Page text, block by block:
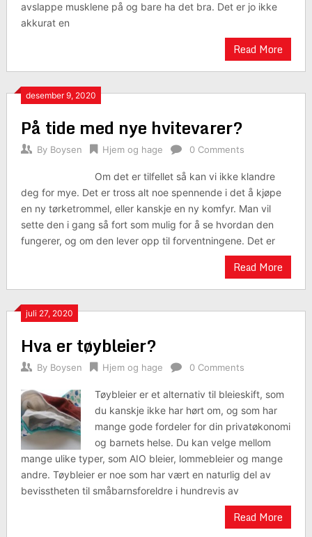
avslappe musklene på og bare ha det bra. Det er jo ikke
akkurat en
Read More
desember 9, 2020
På tide med nye hvitevarer?
By Boysen Hjem og hage 0 Comments
Om det er tilfellet så kan vi ikke klandre
deg for mye. Det er tross alt noe spennende i det å kjøpe
en ny tørketrommel, eller kanskje en ny komfyr. Man vil
sette den i gang så fort som mulig for å se hvordan den
fungerer, og om den lever opp til forventningene. Det er
Read More
juli 27, 2020
Hva er tøybleier?
By Boysen Hjem og hage 0 Comments
Tøybleier er et alternativ til bleieskift, som
du kanskje ikke har hørt om, og som har
mange gode fordeler for din privatøkonomi
og barnets helse. Du kan velge mellom
mange ulike typer, som AIO bleier, lommebleier og mange
andre. Tøybleier er noe som har vært en naturlig del av
bevisstheten til småbarnsforeldre i hundrevis av
Read More